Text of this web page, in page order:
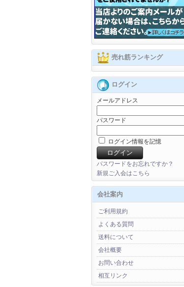
売れ筋ランキング
ログイン
メールアドレス
パスワード
ログイン情報を記憶
パスワードをお忘れですか？
新規ご入会はこちら
会社案内
ご利用規約
よくある質問
送料について
会社概要
お問い合わせ
相互リンク